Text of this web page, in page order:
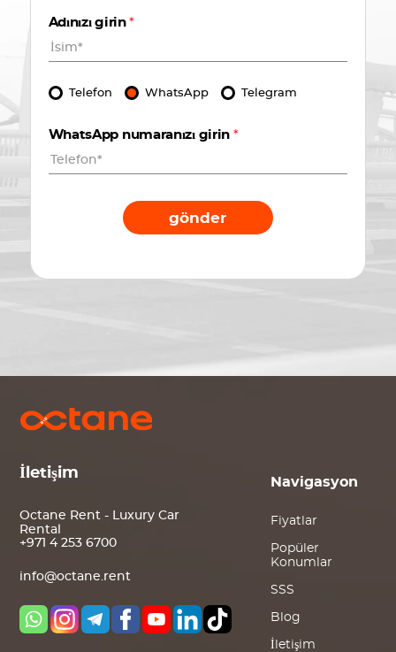
Adınızı girin*
Telefon WhatsApp Telegram
WhatsApp numaranızı girin *
gönder
İletişim
Octane Rent - Luxury Car
Rental
+971 4 253 6700
info@octane.rent
Navigasyon
Fiyatlar
Popüler
Konumlar
SSS
Blog
İletişim